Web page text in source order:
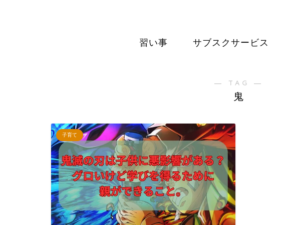
習い事 サブスクサービス
― TAG ―
鬼
子育て